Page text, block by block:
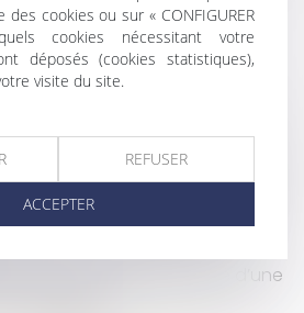
en soutien à un collègue
collectives, est-il une
le temps de trajet d'un
qui se rend à une réunion
?
: l'indemnité est due aux
décédé après l'homologation
la formation professionnelle
pas demander la nullité d’une
heures
cookies ou sur « CONFIGURER
cookies nécessitant votre
déposés (cookies statistiques),
visite du site.
REFUSER
ACCEPTER